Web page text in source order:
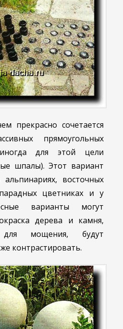
прекрасно сочетается
прямоугольных
для этой цели
шпалы). Этот вариант
восточных
цветниках и у
варианты могут
дерева и камня,
для мощения, будут
контрастировать.